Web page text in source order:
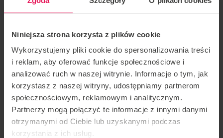
Niniejsza strona korzysta z plików cookie
Wykorzystujemy pliki cookie do spersonalizowania treści
i reklam, aby oferować funkcje społecznościowe i
analizować ruch w naszej witrynie. Informacje o tym, jak
korzystasz z naszej witryny, udostępniamy partnerom
społecznościowym, reklamowym i analitycznym.
Partnerzy mogą połączyć te informacje z innymi danymi
otrzymanymi od Ciebie lub uzyskanymi podczas
korzystania z ich usług.
стрибків з парашутом і тунельних польотів, він
людям досягати своїх цілей як в небі, так і в тунелі.
Вільно володіє англійською, французькою та
румунською мовами. Тренерський стиль: живота,
динамічний, статичний
Якщо ви хочете приєднатися до цього табору або